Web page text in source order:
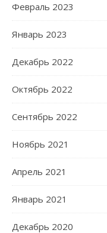
Февраль 2023
Январь 2023
Декабрь 2022
Октябрь 2022
Сентябрь 2022
Ноябрь 2021
Апрель 2021
Январь 2021
Декабрь 2020